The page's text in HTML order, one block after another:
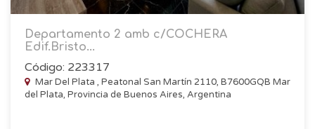
Departamento 2 amb c/COCHERA
Edif.Bristo...
Código: 223317
Mar Del Plata , Peatonal San Martín 2110, B7600GQB Mar
del Plata, Provincia de Buenos Aires, Argentina